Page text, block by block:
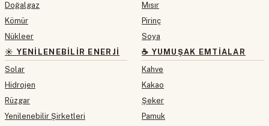
Doğalgaz
Kömür
Nükleer
☀️ YENILENEBILIR ENERJI
Solar
Hidrojen
Rüzgar
Yenilenebilir Şirketleri
Mısır
Pirinç
Soya
☕ YUMUŞAK EMTIALAR
Kahve
Kakao
Şeker
Pamuk